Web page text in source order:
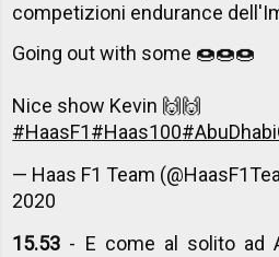
competizioni endurance
Going out with some 🍩🍩🍩
Nice show Kevin 🙌🙌
#HaasF1#Haas100
— Haas F1 Team
2020
15.53 - E come al solito ad